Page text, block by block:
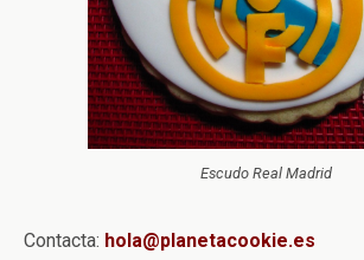
Escudo Real Madrid
Contacta: hola@planetacookie.es